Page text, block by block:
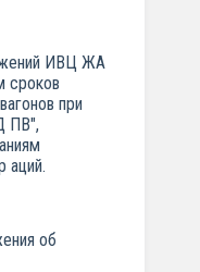
ИВЦ ЖА
сроков
при
ПВ",
аций.
об